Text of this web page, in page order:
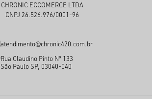
CHRONIC ECCOMERCE LTDA
CNPJ 26.526.976/0001-96
atendimento@chronic420.com.br
Rua Claudino Pinto Nº 133
São Paulo SP, 03040-040